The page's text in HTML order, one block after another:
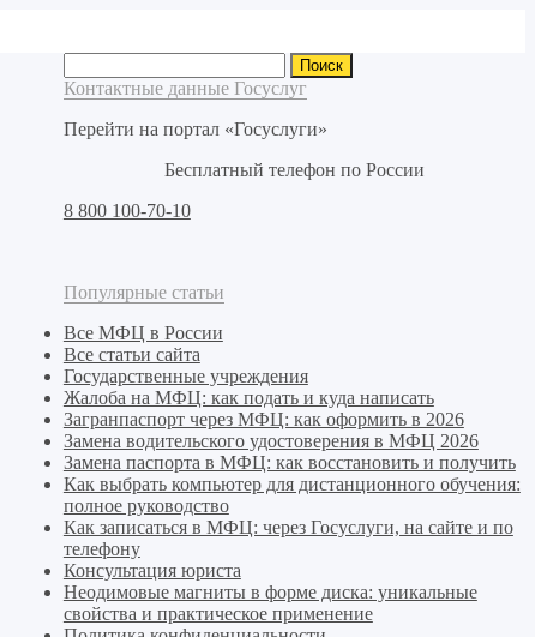
Контактные данные Госуслуг
Перейти на портал «Госуслуги»
Бесплатный телефон по России
8 800 100-70-10
Популярные статьи
Все МФЦ в России
Все статьи сайта
Государственные учреждения
Жалоба на МФЦ: как подать и куда написать
Загранпаспорт через МФЦ: как оформить в 2026
Замена водительского удостоверения в МФЦ 2026
Замена паспорта в МФЦ: как восстановить и получить
Как выбрать компьютер для дистанционного обучения:
полное руководство
Как записаться в МФЦ: через Госуслуги, на сайте и по
телефону
Консультация юриста
Неодимовые магниты в форме диска: уникальные
свойства и практическое применение